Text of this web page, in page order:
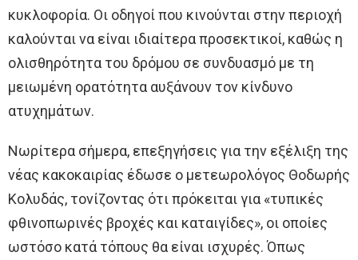
κυκλοφορία. Οι οδηγοί που κινούνται στην περιοχή
καλούνται να είναι ιδιαίτερα προσεκτικοί, καθώς η
ολισθηρότητα του δρόμου σε συνδυασμό με τη
μειωμένη ορατότητα αυξάνουν τον κίνδυνο
ατυχημάτων.
Νωρίτερα σήμερα, επεξηγήσεις για την εξέλιξη της
νέας κακοκαιρίας έδωσε ο μετεωρολόγος Θοδωρής
Κολυδάς, τονίζοντας ότι πρόκειται για «τυπικές
φθινοπωρινές βροχές και καταιγίδες», οι οποίες
ωστόσο κατά τόπους θα είναι ισχυρές. Όπως